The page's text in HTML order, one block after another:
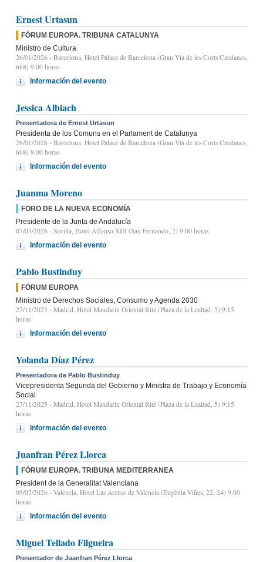
Ernest Urtasun
FÓRUM EUROPA. TRIBUNA CATALUNYA
Ministro de Cultura
26/01/2026 - Barcelona, Hotel Palace de Barcelona (Gran Vía de les Corts Catalanes,
668) 9.00 horas
Información del evento
Jessica Albiach
Presentadora de Ernest Urtasun
Presidenta de los Comuns en el Parlament de Catalunya
26/01/2026 - Barcelona, Hotel Palace de Barcelona (Gran Vía de les Corts Catalanes,
668) 9.00 horas
Información del evento
Juanma Moreno
FORO DE LA NUEVA ECONOMÍA
Presidente de la Junta de Andalucía
07/05/2026 - Sevilla, Hotel Alfonso XIII (San Fernando, 2) 9:00 horas
Información del evento
Pablo Bustinduy
FÓRUM EUROPA
Ministro de Derechos Sociales, Consumo y Agenda 2030
27/11/2025 - Madrid, Hotel Mandarin Oriental Ritz (Plaza de la Lealtad, 5) 9:15
horas
Información del evento
Yolanda Díaz Pérez
Presentadora de Pablo Bustinduy
Vicepresidenta Segunda del Gobierno y Ministra de Trabajo y Economía
Social
27/11/2025 - Madrid, Hotel Mandarin Oriental Ritz (Plaza de la Lealtad, 5) 9:15
horas
Información del evento
Juanfran Pérez Llorca
FÓRUM EUROPA. TRIBUNA MEDITERRANEA
President de la Generalitat Valenciana
09/07/2026 - Valencia, Hotel Las Arenas de Valencia (Eugènia Viñes, 22, 24) 9.00
horas
Información del evento
Miguel Tellado Filgueira
Presentador de Juanfran Pérez Llorca